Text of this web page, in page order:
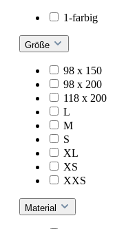
1-farbig
Größe
98 x 150
98 x 200
118 x 200
L
M
S
XL
XS
XXS
Material